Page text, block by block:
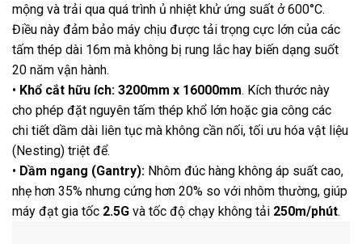
mộng và trải qua quá trình ủ nhiệt khử ứng suất ở 600°C.
Điều này đảm bảo máy chịu được tải trọng cực lớn của các
tấm thép dài 16m mà không bị rung lắc hay biến dạng suốt
20 năm vận hành.
• Khổ cắt hữu ích: 3200mm x 16000mm. Kích thước này
cho phép đặt nguyên tấm thép khổ lớn hoặc gia công các
chi tiết dầm dài liên tục mà không cần nối, tối ưu hóa vật liệu
(Nesting) triệt để.
• Dầm ngang (Gantry): Nhôm đúc hàng không áp suất cao,
nhẹ hơn 35% nhưng cứng hơn 20% so với nhôm thường, giúp
máy đạt gia tốc 2.5G và tốc độ chạy không tải 250m/phút.